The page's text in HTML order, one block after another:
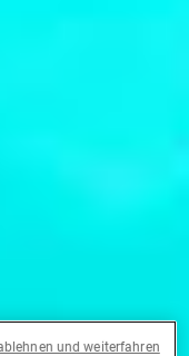
und weiterfahren